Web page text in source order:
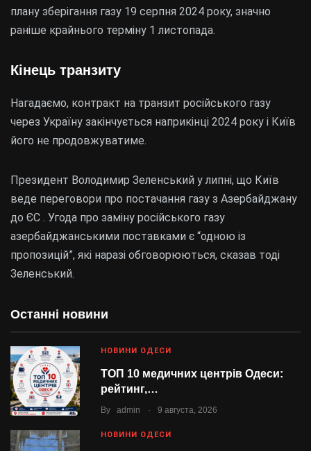
Останні новини
НОВИНИ ОДЕСИ
ТОП 10 медичних центрів Одеси:
рейтинг,…
By admin . 9 августа, 2026
НОВИНИ ОДЕСИ
плану зберігання газу 19 серпня 2024 року, значно
раніше крайнього терміну 1 листопада.
Кінець транзиту
Нагадаємо, контракт на транзит російського газу
через Україну закінчується наприкінці 2024 року і Київ
його не продовжуватиме.
Президент Володимир Зеленський у липні, що Київ
веде переговори про постачання газу з Азербайджану
до ЄС . Угода про заміну російського газу
азербайджанськими поставками є “одною із
пропозицій”, які наразі обговорюються, сказав тоді
Зеленський.